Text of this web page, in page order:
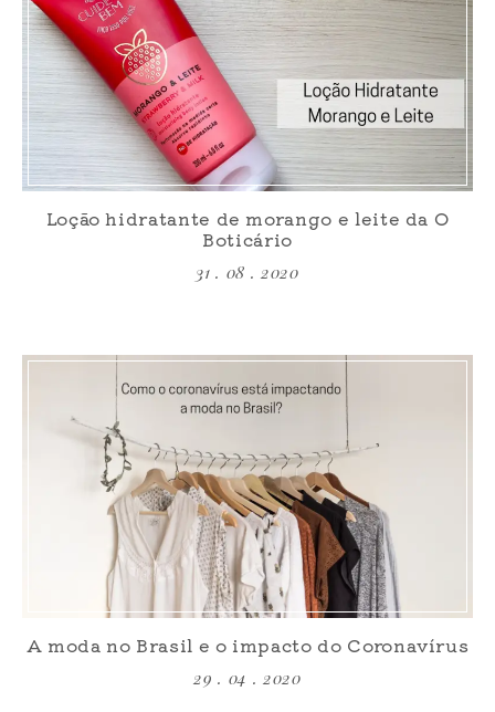
Loção hidratante de morango e leite da O
Boticário
31 . 08 . 2020
A moda no Brasil e o impacto do Coronavírus
29 . 04 . 2020